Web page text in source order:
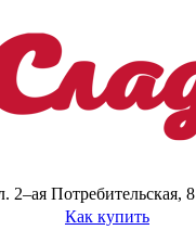
2–ая Потребительская, 8
Как купить